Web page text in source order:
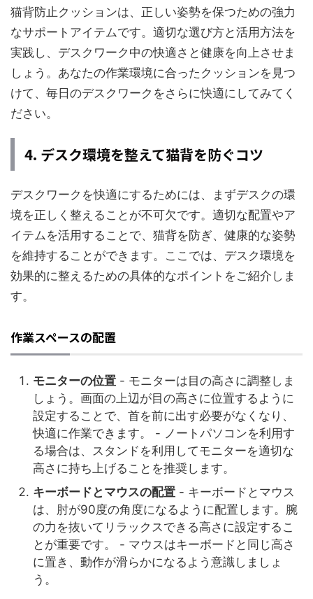
猫背防止クッションは、正しい姿勢を保つための強力
なサポートアイテムです。適切な選び方と活用方法を
実践し、デスクワーク中の快適さと健康を向上させま
しょう。あなたの作業環境に合ったクッションを見つ
けて、毎日のデスクワークをさらに快適にしてみてく
ださい。
4. デスク環境を整えて猫背を防ぐコツ
デスクワークを快適にするためには、まずデスクの環
境を正しく整えることが不可欠です。適切な配置やア
イテムを活用することで、猫背を防ぎ、健康的な姿勢
を維持することができます。ここでは、デスク環境を
効果的に整えるための具体的なポイントをご紹介しま
す。
作業スペースの配置
モニターの位置 - モニターは目の高さに調整しま
しょう。画面の上辺が目の高さに位置するように
設定することで、首を前に出す必要がなくなり、
快適に作業できます。 - ノートパソコンを利用す
る場合は、スタンドを利用してモニターを適切な
高さに持ち上げることを推奨します。
キーボードとマウスの配置 - キーボードとマウス
は、肘が90度の角度になるように配置します。腕
の力を抜いてリラックスできる高さに設定するこ
とが重要です。 - マウスはキーボードと同じ高さ
に置き、動作が滑らかになるよう意識しましょ
う。